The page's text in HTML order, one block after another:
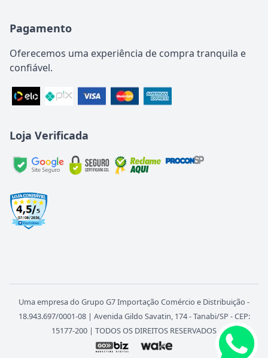
Pagamento
Oferecemos uma experiência de compra tranquila e
confiável.
Loja Verificada
Uma empresa do Grupo G7 Importação Comércio e Distribuição -
18.943.697/0001-08 | Avenida Gildo Savatin, 174 - Tanabi/SP - CEP:
15177-200 | TODOS OS DIREITOS RESERVADOS